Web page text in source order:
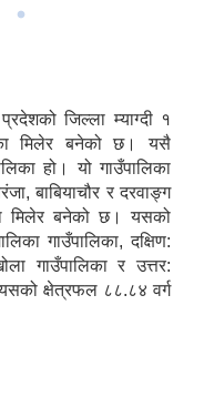
जिल्ला म्याग्दी १
मिलेर बनेको छ। यसै
हो। यो गाउँपालिका
बाबियाचौर र दरवाङ्ग
मिलेर बनेको छ। यसको
गाउँपालिका, दक्षिण:
गाउँपालिका र उत्तर:
क्षेत्रफल ८८.८४ वर्ग